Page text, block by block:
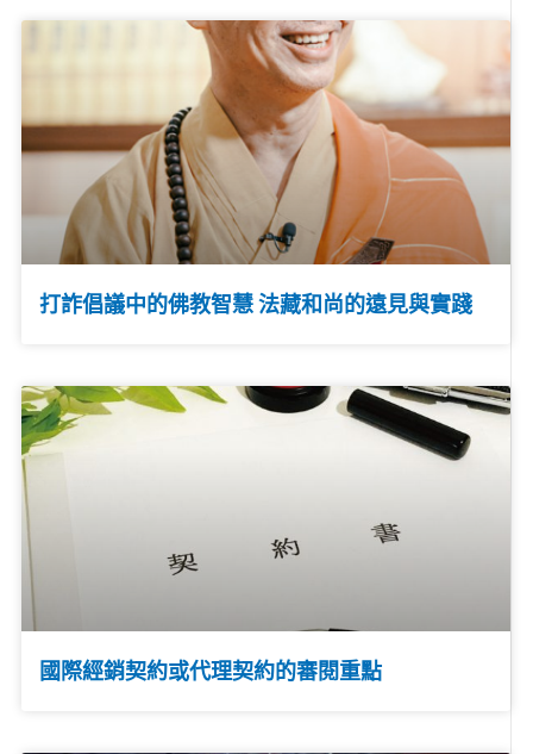
打詐倡議中的佛教智慧 法藏和尚的遠見與實踐
國際經銷契約或代理契約的審閱重點